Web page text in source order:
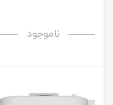
ناموجود